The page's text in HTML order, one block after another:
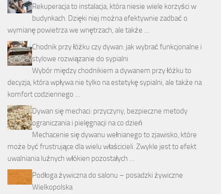
Rekuperacja to instalacja, która niesie wiele korzyści w
budynkach. Dzięki niej można efektywnie zadbać o
wymianę powietrza we wnętrzach, ale także …
Chodnik przy łóżku czy dywan: jak wybrać funkcjonalne i
stylowe rozwiązanie do sypialni
Wybór między chodnikiem a dywanem przy łóżku to
decyzja, która wpływa nie tylko na estetykę sypialni, ale także na
komfort codziennego …
Dywan się mechaci: przyczyny, bezpieczne metody
ograniczania i pielęgnacji na co dzień
Mechacenie się dywanu wełnianego to zjawisko, które
może być frustrujące dla wielu właścicieli. Zwykle jest to efekt
uwalniania luźnych włókien pozostałych …
Podłoga żywiczna do salonu – posadzki żywiczne
Wielkopolska